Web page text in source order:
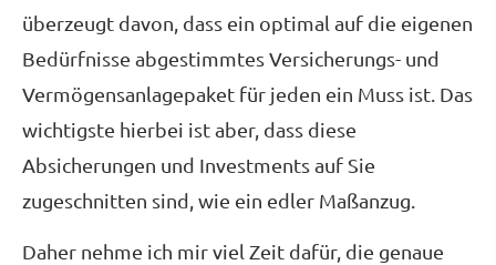
überzeugt davon, dass ein optimal auf die eigenen
Bedürfnisse abgestimmtes Versicherungs- und
Vermögensanlagepaket für jeden ein Muss ist. Das
wichtigste hierbei ist aber, dass diese
Absicherungen und Investments auf Sie
zugeschnitten sind, wie ein edler Maßanzug.
Daher nehme ich mir viel Zeit dafür, die genaue